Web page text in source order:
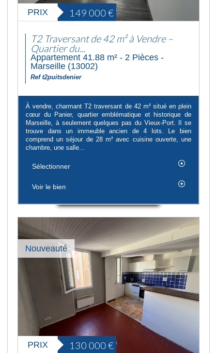
PRIX 149 000 €
T2 Traversant de 42 m² à Vendre –
Quartier du...
Appartement 41.88 m² - 2 Pièces -
Marseille (13002)
Ref t2puitsdenier
À vendre, charmant T2 traversant de 42 m² situé en plein
cœur du Panier, quartier emblématique et historique de
Marseille, à seulement quelques pas du Vieux-Port. Il se
trouve dans un immeuble ancien de 4 lots. Le bien
comprend un séjour de 28 m² avec cuisine ouverte, une
chambre, une salle...
Sélectionner
Voir le bien
Nouveauté
PRIX 130 000 €